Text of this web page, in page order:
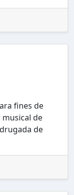
fines de
musical de
de